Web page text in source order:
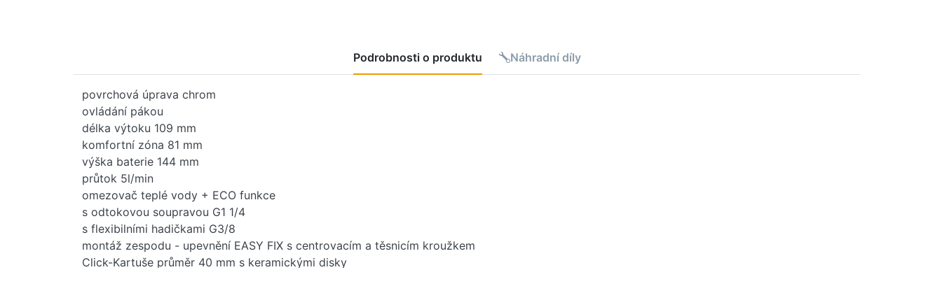
Podrobnosti o produktu Náhradní díly
povrchová úprava chrom
ovládání pákou
délka výtoku 109 mm
komfortní zóna 81 mm
výška baterie 144 mm
průtok 5l/min
omezovač teplé vody + ECO funkce
s odtokovou soupravou G1 1/4
s flexibilními hadičkami G3/8
montáž zespodu - upevnění EASY FIX s centrovacím a těsnicím kroužkem
Click-Kartuše průměr 40 mm s keramickými disky